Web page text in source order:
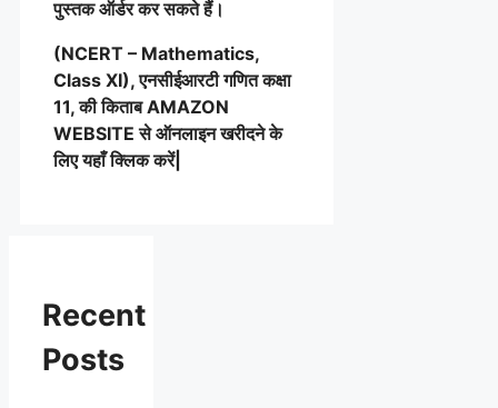
पुस्तक ऑर्डर कर सकते हैं।
(NCERT – Mathematics,
Class XI), एनसीईआरटी गणित कक्षा
11, की किताब AMAZON
WEBSITE से ऑनलाइन खरीदने के
लिए यहाँ क्लिक करें|
Recent
Posts